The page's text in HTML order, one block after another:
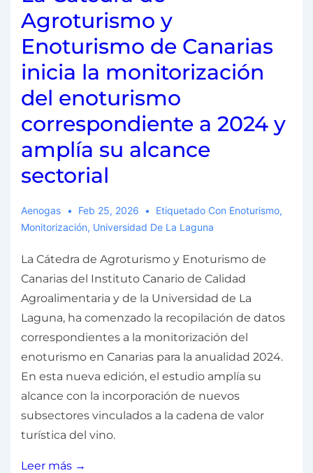
Agroturismo y
Enoturismo de Canarias
inicia la monitorización
del enoturismo
correspondiente a 2024 y
amplía su alcance
sectorial
Aenogas Feb 25, 2026 Etiquetado Con Enoturismo,
Monitorización, Universidad De La Laguna
La Cátedra de Agroturismo y Enoturismo de
Canarias del Instituto Canario de Calidad
Agroalimentaria y de la Universidad de La
Laguna, ha comenzado la recopilación de datos
correspondientes a la monitorización del
enoturismo en Canarias para la anualidad 2024.
En esta nueva edición, el estudio amplía su
alcance con la incorporación de nuevos
subsectores vinculados a la cadena de valor
turística del vino.
Leer más →